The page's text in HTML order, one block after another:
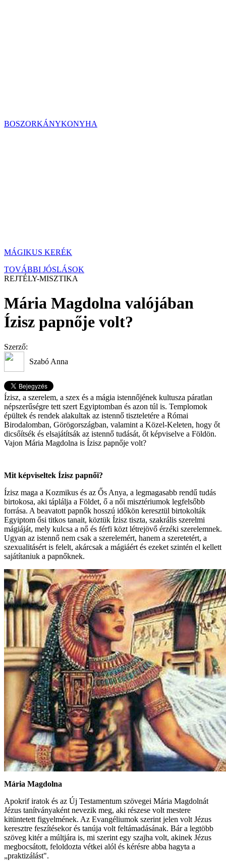
BOSZORKÁNYKONYHA
MÁGIKUS KERÉK
TOVÁBBI JÓSLÁSOK
REJTÉLY-MISZTIKA
Mária Magdolna valójában
Ízisz papnője volt?
Szerző:
Szabó Anna
Ízisz, a szerelem, a szex és a mágia istennőjének kultusza páratlan
népszerűségre tett szert Egyiptomban és azon túl is. Templomok
épültek és rendek alakultak az istennő tiszteletére a Római
Birodalomban, Görögországban, valamint a Közel-Keleten, hogy őt
dicsőítsék és elsajátítsák az istennő tudását, őt képviselve a Földön.
Vajon Mária Magdolna is Ízisz papnője volt?
Mit képviseltek Ízisz papnői?
Ízisz maga a Kozmikus és az Ős Anya, a legmagasabb rendű tudás
birtokosa, aki táplálja a Földet, ő a női misztériumok legfelsőbb
forrása. A beavatott papnők hosszú időkön keresztül birtokolták
Egyiptom ősi titkos tanait, köztük Ízisz tiszta, szakrális szerelmi
mágiáját, mely kulcsa a nő és férfi közt létrejövő érzéki szerelemnek.
Ugyan az istennő nem csak a szerelemért, hanem a szeretetért, a
szexualitásért is felelt, akárcsak a mágiáért és ezeket szintén el kellett
sajátítaniuk a papnőknek.
Mária Magdolna
Apokrif iratok és az Új Testamentum szövegei Mária Magdolnát
Jézus tanítványaként nevezik meg, aki részese volt mestere
kitüntetett figyelmének. Az Evangéliumok szerint jelen volt Jézus
keresztre feszítésekor és tanúja volt feltámadásának. Bár a legtöbb
szöveg kitér a múltjára is, mi szerint egy szajha volt, akinek Jézus
megbocsátott, feloldozta vétkei alól és kérésre abba hagyta a
„praktizálást".